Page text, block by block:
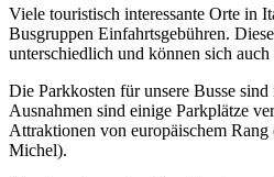
Viele touristisch interessante Orte in
Busgruppen Einfahrtsgebühren.
unterschiedlich und können sich
Die Parkkosten für unsere Busse sind
Ausnahmen sind einige Parkplätze
Attraktionen von europäischem
Michel).